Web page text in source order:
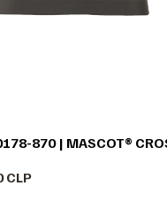
870 | MASCOT®
de oferta
CLP